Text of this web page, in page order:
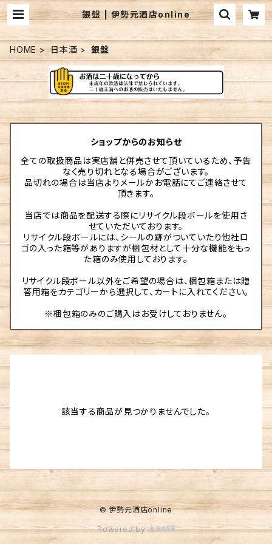
銀盤 | 伊勢元酒店online
HOME 日本酒 銀盤
ショップからのお知らせ
全ての取扱商品は実店舗と併売させて頂いているため、予告
なく売り切れとなる場合がございます。
品切れの場合は当店よりメールかお電話にてご連絡させて
頂きます。
当店では商品を配送する際にリサイクル段ボールを使用さ
せていただいております。
リサイクル段ボールには、シールの跡がついていたり他社ロ
ゴの入った箱等がありますが梱包材として十分な機能をもっ
た箱のみ使用しております。
リサイクル段ボール以外をご希望の場合は、梱包箱または贈
答用箱をカテゴリーから選択して、カートに入れてください。
※梱包箱のみのご購入はお受けしておりません。
該当する商品が見つかりませんでした。
© 伊勢元酒店online
Powered by